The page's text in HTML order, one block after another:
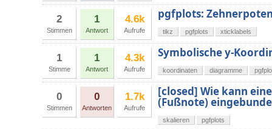
2
Stimmen
1
Antwort
4.6k
Aufrufe
pgfplots:
tikz pgfplots xticklabels
1
Stimme
1
Antwort
4.3k
Aufrufe
Symbolische y-
koordinaten diagramme
0
Stimmen
0
Antworten
1.7k
Aufrufe
[closed] Wie kann
(Fußnote)
skalieren pgfplots